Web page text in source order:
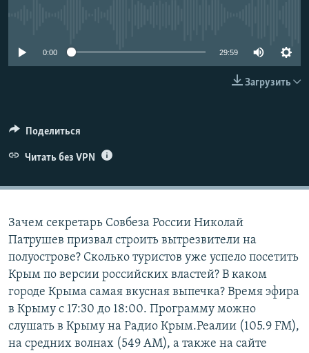
0:00 29:59
Загрузить
Поделиться
Читать без VPN
Зачем секретарь Совбеза России Николай
Патрушев призвал строить вытрезвители на
полуострове? Сколько туристов уже успело посетить
Крым по версии российских властей? В каком
городе Крыма самая вкусная выпечка? Время эфира
в Крыму с 17:30 до 18:00. Программу можно
слушать в Крыму на Радио Крым.Реалии (105.9 FM),
на средних волнах (549 АМ), а также на сайте